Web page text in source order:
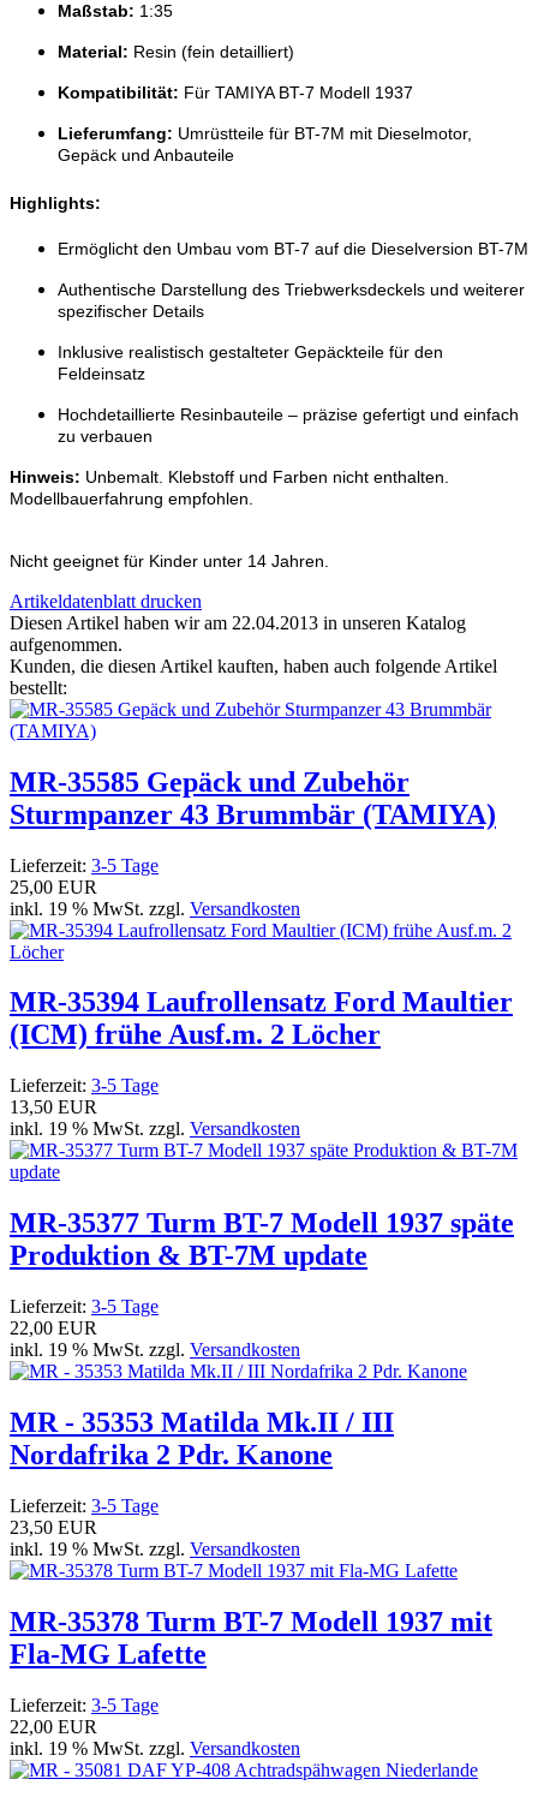
Maßstab: 1:35
Material: Resin (fein detailliert)
Kompatibilität: Für TAMIYA BT-7 Modell 1937
Lieferumfang: Umrüstteile für BT-7M mit Dieselmotor,
Gepäck und Anbauteile
Highlights:
Ermöglicht den Umbau vom BT-7 auf die Dieselversion BT-7M
Authentische Darstellung des Triebwerksdeckels und weiterer
spezifischer Details
Inklusive realistisch gestalteter Gepäckteile für den
Feldeinsatz
Hochdetaillierte Resinbauteile – präzise gefertigt und einfach
zu verbauen
Hinweis: Unbemalt. Klebstoff und Farben nicht enthalten.
Modellbauerfahrung empfohlen.
Nicht geeignet für Kinder unter 14 Jahren.
Artikeldatenblatt drucken
Diesen Artikel haben wir am 22.04.2013 in unseren Katalog
aufgenommen.
Kunden, die diesen Artikel kauften, haben auch folgende Artikel
bestellt:
MR-35585 Gepäck und Zubehör
Sturmpanzer 43 Brummbär (TAMIYA)
Lieferzeit: 3-5 Tage
25,00 EUR
inkl. 19 % MwSt. zzgl. Versandkosten
MR-35394 Laufrollensatz Ford Maultier
(ICM) frühe Ausf.m. 2 Löcher
Lieferzeit: 3-5 Tage
13,50 EUR
inkl. 19 % MwSt. zzgl. Versandkosten
MR-35377 Turm BT-7 Modell 1937 späte
Produktion & BT-7M update
Lieferzeit: 3-5 Tage
22,00 EUR
inkl. 19 % MwSt. zzgl. Versandkosten
MR - 35353 Matilda Mk.II / III
Nordafrika 2 Pdr. Kanone
Lieferzeit: 3-5 Tage
23,50 EUR
inkl. 19 % MwSt. zzgl. Versandkosten
MR-35378 Turm BT-7 Modell 1937 mit
Fla-MG Lafette
Lieferzeit: 3-5 Tage
22,00 EUR
inkl. 19 % MwSt. zzgl. Versandkosten